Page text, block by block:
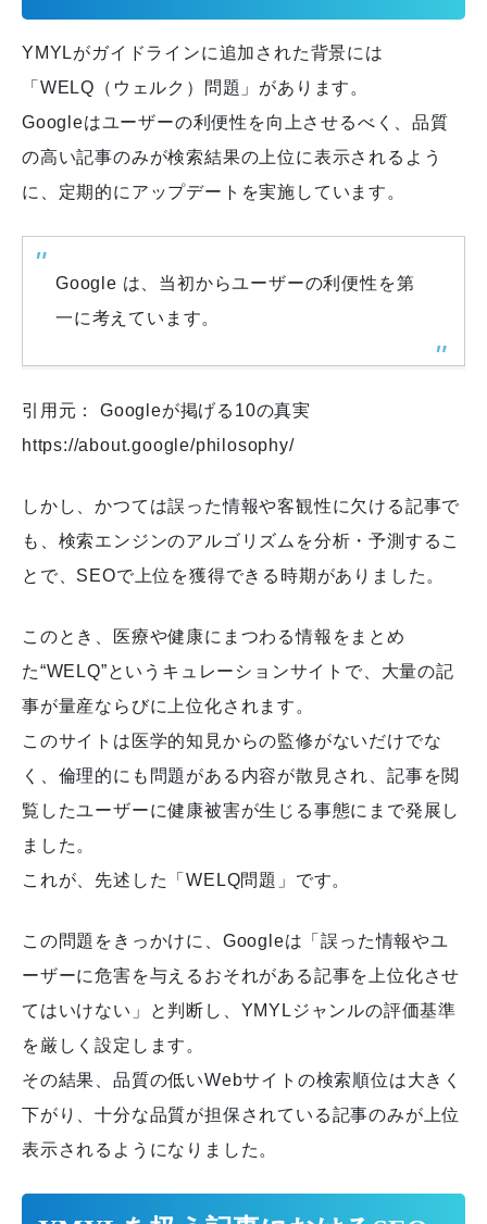
YMYLがガイドラインに追加された背景には
「WELQ（ウェルク）問題」があります。
Googleはユーザーの利便性を向上させるべく、品質
の高い記事のみが検索結果の上位に表示されるよう
に、定期的にアップデートを実施しています。
Google は、当初からユーザーの利便性を第
一に考えています。
引用元： Googleが掲げる10の真実
https://about.google/philosophy/
しかし、かつては誤った情報や客観性に欠ける記事で
も、検索エンジンのアルゴリズムを分析・予測するこ
とで、SEOで上位を獲得できる時期がありました。
このとき、医療や健康にまつわる情報をまとめ
た“WELQ”というキュレーションサイトで、大量の記
事が量産ならびに上位化されます。
このサイトは医学的知見からの監修がないだけでな
く、倫理的にも問題がある内容が散見され、記事を閲
覧したユーザーに健康被害が生じる事態にまで発展し
ました。
これが、先述した「WELQ問題」です。
この問題をきっかけに、Googleは「誤った情報やユ
ーザーに危害を与えるおそれがある記事を上位化させ
てはいけない」と判断し、YMYLジャンルの評価基準
を厳しく設定します。
その結果、品質の低いWebサイトの検索順位は大きく
下がり、十分な品質が担保されている記事のみが上位
表示されるようになりました。